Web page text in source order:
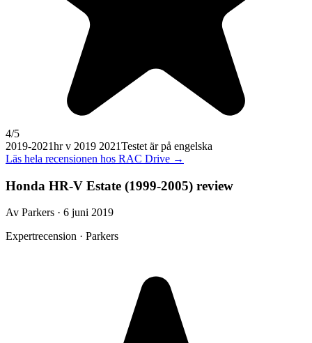
4/5
2019-2021hr v 2019 2021Testet är på engelska
Läs hela recensionen hos RAC Drive →
Honda HR-V Estate (1999-2005) review
Av Parkers · 6 juni 2019
Expertrecension · Parkers